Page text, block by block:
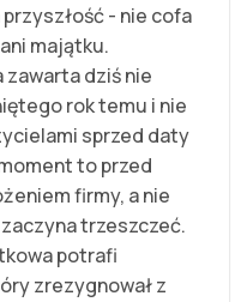
- nie cofa
majątku.
dziś nie
rok temu i nie
sprzed daty
to przed
firmy, a nie
trzeszczeć.
potrafi
zrezygnował z